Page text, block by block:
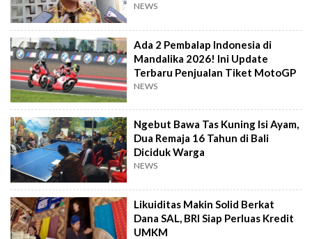
NEWS
Ada 2 Pembalap Indonesia di
Mandalika 2026! Ini Update
Terbaru Penjualan Tiket MotoGP
NEWS
Ngebut Bawa Tas Kuning Isi Ayam,
Dua Remaja 16 Tahun di Bali
Diciduk Warga
NEWS
Likuiditas Makin Solid Berkat
Dana SAL, BRI Siap Perluas Kredit
UMKM